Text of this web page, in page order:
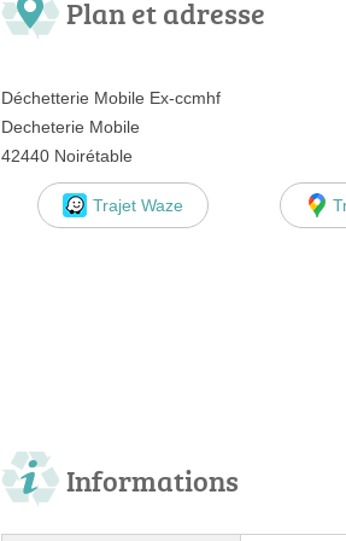
Plan et adresse
Déchetterie Mobile Ex-ccmhf
Decheterie Mobile
42440 Noirétable
Trajet Waze
Informations